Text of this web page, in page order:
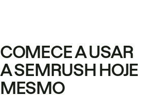
COMECE A USAR
A SEMRUSH HOJE
MESMO